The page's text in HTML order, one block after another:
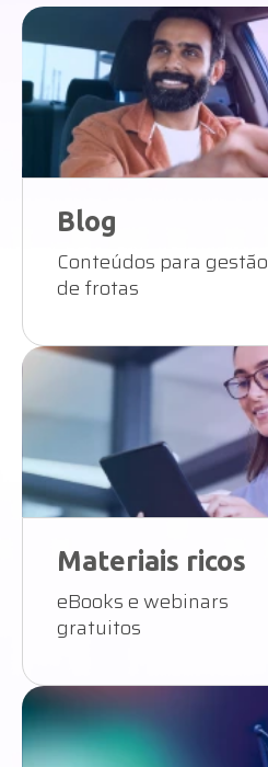
Blog
Conteúdos para gestão
de frotas
Materiais ricos
eBooks e webinars
gratuitos